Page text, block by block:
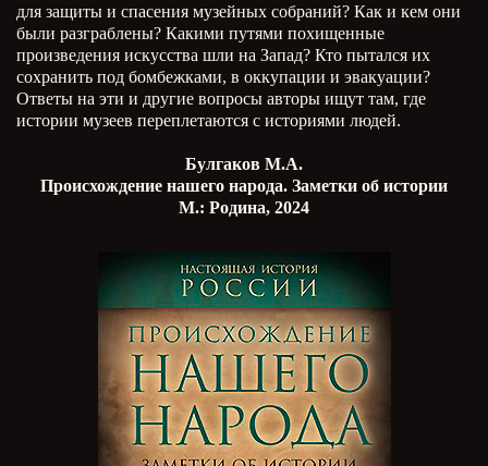
для защиты и спасения музейных собраний? Как и кем они
были разграблены? Какими путями похищенные
произведения искусства шли на Запад? Кто пытался их
сохранить под бомбежками, в оккупации и эвакуации?
Ответы на эти и другие вопросы авторы ищут там, где
истории музеев переплетаются с историями людей.
Булгаков М.А.
Происхождение нашего народа. Заметки об истории
М.: Родина, 2024